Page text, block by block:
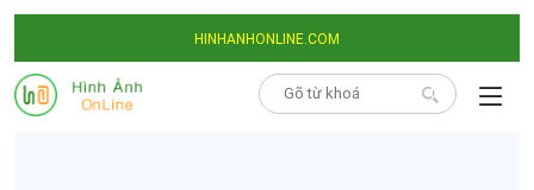
HINHANHONLINE.COM